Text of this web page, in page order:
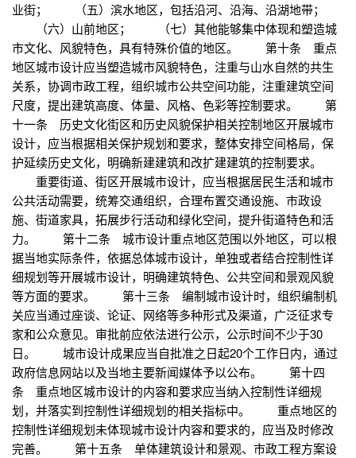
业街； （五）滨水地区，包括沿河、沿海、沿湖地带；
（六）山前地区； （七）其他能够集中体现和塑造城
市文化、风貌特色，具有特殊价值的地区。 第十条 重点
地区城市设计应当塑造城市风貌特色，注重与山水自然的共生
关系，协调市政工程，组织城市公共空间功能，注重建筑空间
尺度，提出建筑高度、体量、风格、色彩等控制要求。 第
十一条 历史文化街区和历史风貌保护相关控制地区开展城市
设计，应当根据相关保护规划和要求，整体安排空间格局，保
护延续历史文化，明确新建建筑和改扩建建筑的控制要求。
重要街道、街区开展城市设计，应当根据居民生活和城市
公共活动需要，统筹交通组织，合理布置交通设施、市政设
施、街道家具，拓展步行活动和绿化空间，提升街道特色和活
力。 第十二条 城市设计重点地区范围以外地区，可以根
据当地实际条件，依据总体城市设计，单独或者结合控制性详
细规划等开展城市设计，明确建筑特色、公共空间和景观风貌
等方面的要求。 第十三条 编制城市设计时，组织编制机
关应当通过座谈、论证、网络等多种形式及渠道，广泛征求专
家和公众意见。审批前应依法进行公示，公示时间不少于30
日。 城市设计成果应当自批准之日起20个工作日内，通过
政府信息网站以及当地主要新闻媒体予以公布。 第十四
条 重点地区城市设计的内容和要求应当纳入控制性详细规
划，并落实到控制性详细规划的相关指标中。 重点地区的
控制性详细规划未体现城市设计内容和要求的，应当及时修改
完善。 第十五条 单体建筑设计和景观、市政工程方案设